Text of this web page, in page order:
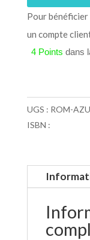
Pour
un compte
4 Points dans
UGS : ROM-
ISBN :